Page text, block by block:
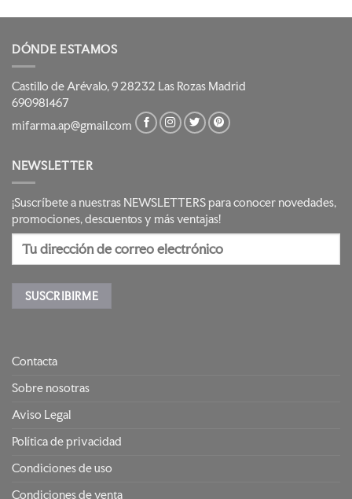
DÓNDE ESTAMOS
Castillo de Arévalo, 9 28232 Las Rozas Madrid
690981467
mifarma.ap@gmail.com
NEWSLETTER
¡Suscríbete a nuestras NEWSLETTERS para conocer novedades,
promociones, descuentos y más ventajas!
Contacta
Sobre nosotras
Aviso Legal
Política de privacidad
Condiciones de uso
Condiciones de venta